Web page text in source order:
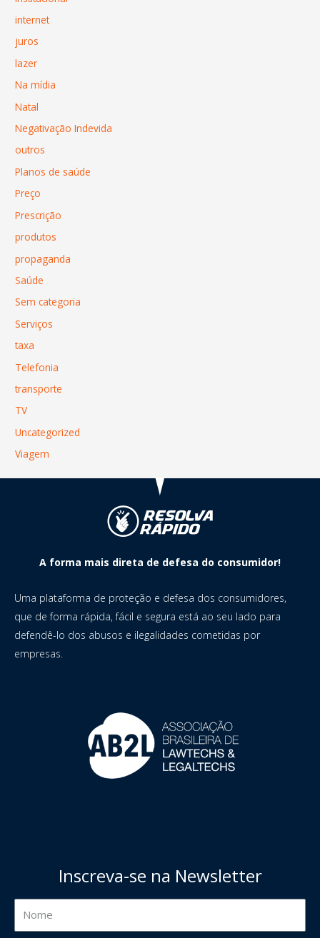
internet
juros
lazer
Na mídia
Natal
Negativação Indevida
outros
Planos de saúde
Preço
Prescrição
produtos
propaganda
Saúde
Sem categoria
Serviços
taxa
Telefonia
transporte
TV
Uncategorized
Viagem
A forma mais direta de defesa do consumidor!
Uma plataforma de proteção e defesa dos consumidores,
que de forma rápida, fácil e segura está ao seu lado para
defendê-lo dos abusos e ilegalidades cometidas por
empresas.
Inscreva-se na Newsletter